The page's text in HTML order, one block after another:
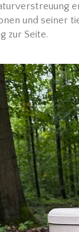
und seiner
zur Seite.